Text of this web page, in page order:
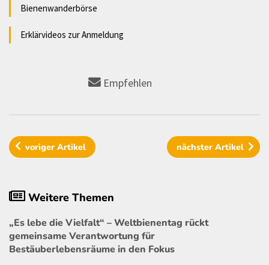
Bienenwanderbörse
Erklärvideos zur Anmeldung
Empfehlen
vorigerArtikel nächster Artikel
Weitere Themen
„Es lebe die Vielfalt“ – Weltbienentag rückt
gemeinsame Verantwortung für
Bestäuberlebensräume in den Fokus